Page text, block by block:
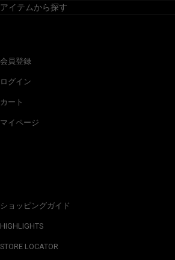
アイテムから探す
会員登録
ログイン
カート
マイページ
ショッピングガイド
HIGHLIGHTS
STORE LOCATOR